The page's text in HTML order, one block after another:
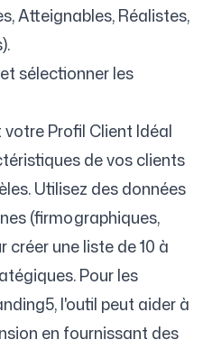
Atteignables, Réalistes,
sélectionner les
Profil Client Idéal
de vos clients
Utilisez des données
(firmographiques,
une liste de 10 à
Pour les
l'outil peut aider à
en fournissant des